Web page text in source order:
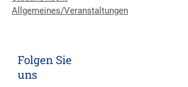
Alle Beiträge
Finanzierung/Förderung/Kapital
Allgemeines/Veranstaltungen